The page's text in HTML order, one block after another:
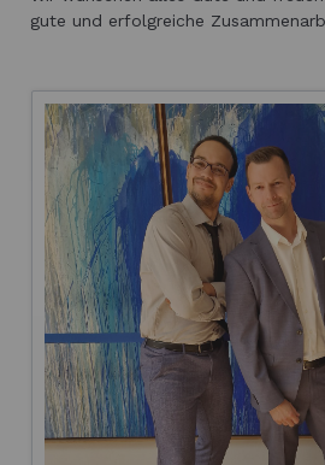
gute und erfolgreiche